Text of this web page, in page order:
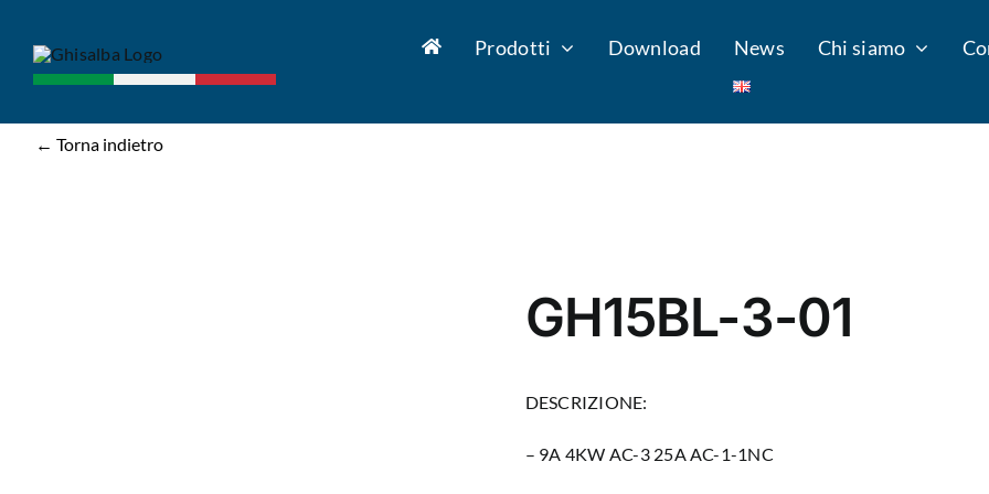
contenuto
Prodotti Download News Chi siamo
← Torna indietro
GH15BL-3-01
DESCRIZIONE:
– 9A 4KW AC-3 25A AC-1-1NC